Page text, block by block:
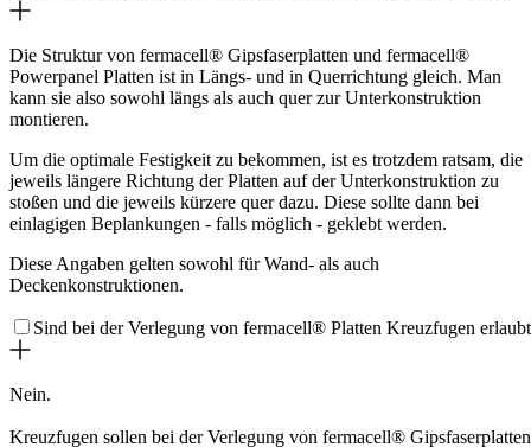
Die Struktur von fermacell® Gipsfaserplatten und fermacell®
Powerpanel Platten ist in Längs- und in Querrichtung gleich. Man
kann sie also sowohl längs als auch quer zur Unterkonstruktion
montieren.
Um die optimale Festigkeit zu bekommen, ist es trotzdem ratsam, die
jeweils längere Richtung der Platten auf der Unterkonstruktion zu
stoßen und die jeweils kürzere quer dazu. Diese sollte dann bei
einlagigen Beplankungen - falls möglich - geklebt werden.
Diese Angaben gelten sowohl für Wand- als auch
Deckenkonstruktionen.
Sind bei der Verlegung von fermacell® Platten Kreuzfugen
Nein.
Kreuzfugen sollen bei der Verlegung von fermacell®